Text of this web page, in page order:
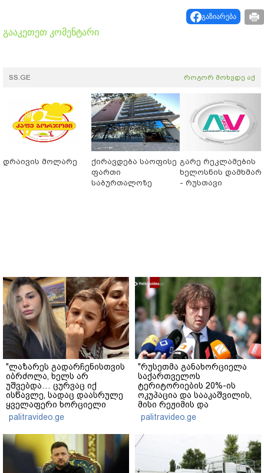
გაზიარება
გააკეთეთ კომენტარი
SS.GE როგორ მოხვდე აქ
დრაივის მოლარე
ქირავდება საოფისე
ფართი
საბურთალოზე
გარე რეკლამების
ხელოსნის
- რუსთავი
"ლაზარეს გადარჩენისთვის
იბრძოლა, ხელს არ
უშვებდა… ცურვაც იქ
ისწავლე, სადაც დაასრულე
ყველაფერი ხორციელი
ცხოვრებიდან" – რას წერს
ხობში დაღუპული დედა-
შვილის ახლობელი?
palitravideo.ge
"რუსეთმა განახორციელა
საქართველოს
ტერიტორიების 20%-ის
ოკუპაცია და სააკაშვილის,
მისი რეჟიმის და
"ნაცმოძრაობის" ღალატი
ვერანაირად ვერ
გადაფარავს ამ
დანაშაულს" - ირაკლი
palitravideo.ge